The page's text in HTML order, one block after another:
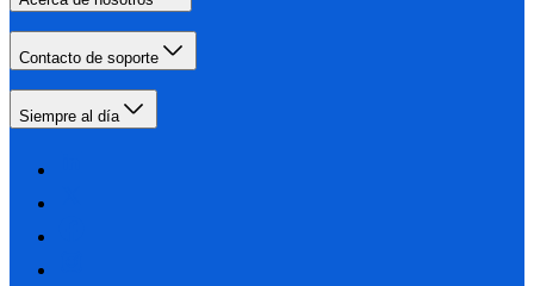
Contacto de soporte
Siempre al día